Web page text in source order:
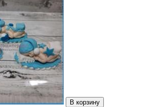
В корзину